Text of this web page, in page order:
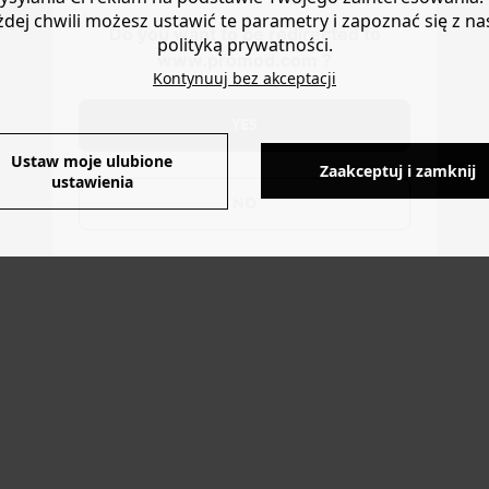
Do you want to be redirected to
www.promod.com ?
chwili możesz ustawić te parametry i zapoznać się z
polityką prywatności.
Kontynuuj bez akceptacji
Ustaw moje ulubione
ustawienia
Zaakceptuj i zamknij